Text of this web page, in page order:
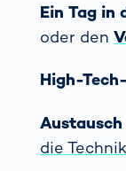
Ein Tag in
oder den
High-
die